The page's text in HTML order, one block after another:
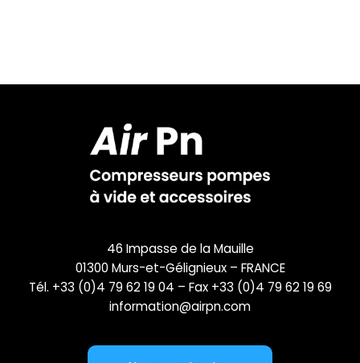
46 Impasse de la Mauille
01300 Murs-et-Gélignieux – FRANCE
Tél. +33 (0)4 79 62 19 04 – Fax +33 (0)4 79 62 19 69
information@airpn.com